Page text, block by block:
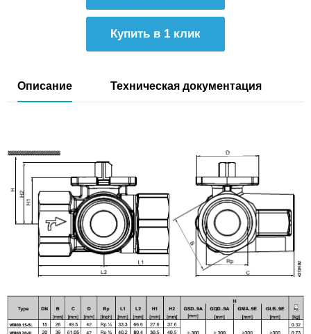
Купить в 1 клик
Описание Техническая документация